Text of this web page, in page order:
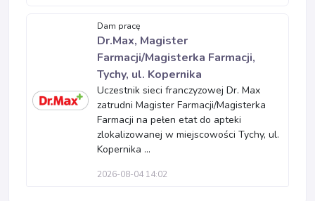
Dam pracę
Dr.Max, Magister
Farmacji/Magisterka Farmacji,
Tychy, ul. Kopernika
Uczestnik sieci franczyzowej Dr. Max
zatrudni Magister Farmacji/Magisterka
Farmacji na pełen etat do apteki
zlokalizowanej w miejscowości Tychy, ul.
Kopernika ...
2026-08-04 14:02